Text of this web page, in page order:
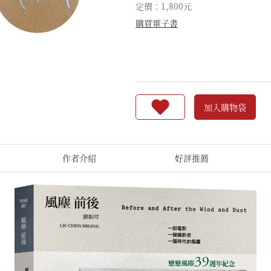
定價：1,800元
購買電子書
加入購物袋
作者介紹 好評推薦